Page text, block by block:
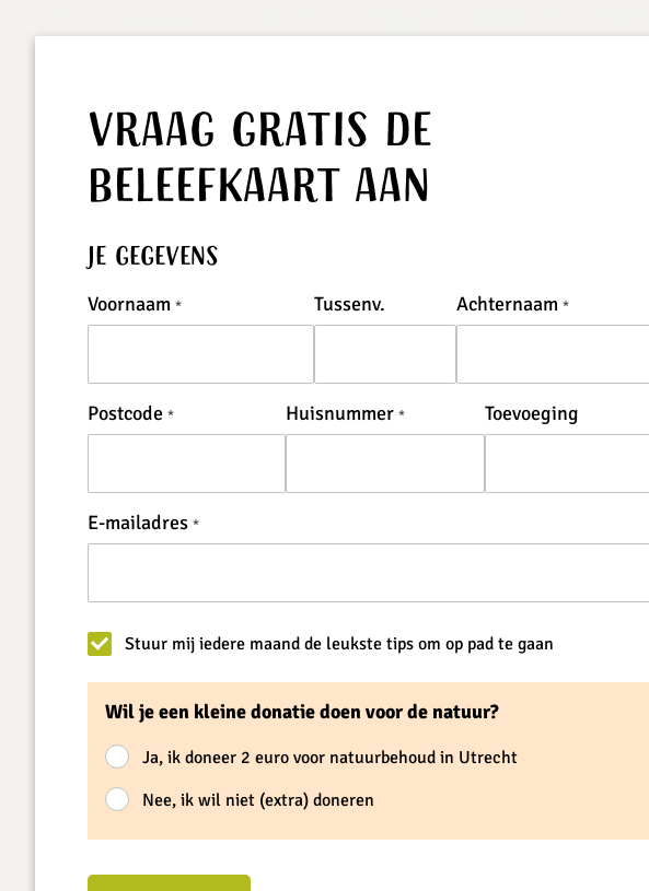
Vraag gratis de
Beleefkaart aan
Je gegevens
Voornaam Tussenv. Achternaam
Postcode Huisnummer Toevoeging
E-mailadres
Stuur mij iedere maand de leukste tips om op pad te gaan
Wil je een kleine donatie doen voor de natuur?
Ja, ik doneer 2 euro voor natuurbehoud in Utrecht
Nee, ik wil niet (extra) doneren